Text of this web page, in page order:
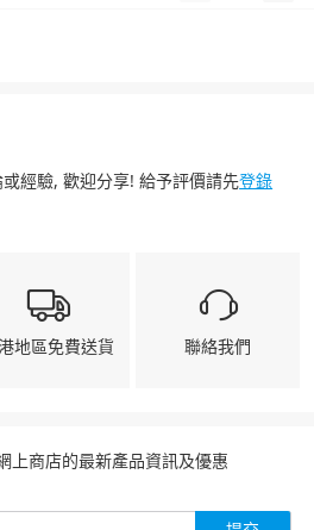
經驗, 歡迎分享! 給予評價請先登錄
地區免費送貨 聯絡我們
商店的最新產品資訊及優惠